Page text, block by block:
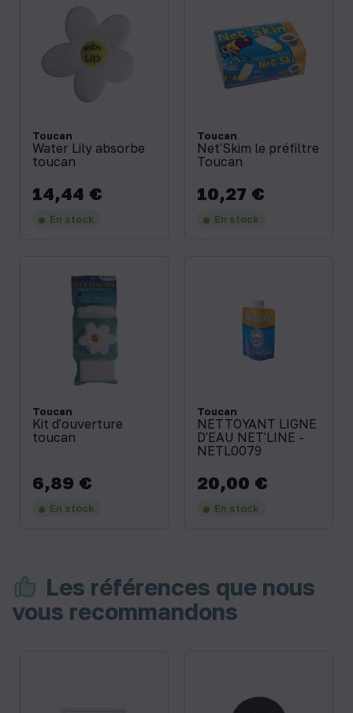
Toucan
Water Lily absorbe
toucan
Prix
14,44 €
En stock
Toucan
Net'Skim le préfiltre
Toucan
Prix
10,27 €
En stock
Toucan
Kit d'ouverture
toucan
Prix
6,89 €
En stock
Toucan
NETTOYANT LIGNE
D'EAU NET'LINE -
NETL0079
Prix
20,00 €
En stock
Les références que nous
vous recommandons